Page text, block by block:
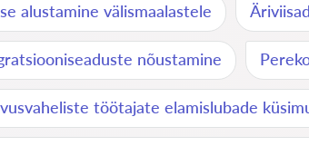
alustamine välismaalastele
nõustamine
töötajate elamislubade